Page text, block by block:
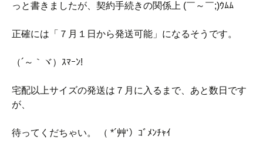
っと書きましたが、契約手続きの関係上 (￣～￣;)ｳﾑﾑ
正確には「７月１日から発送可能」になるそうです。
（´～｀ヾ）ｽﾏｰﾝ!
宅配以上サイズの発送は７月に入るまで、あと数日です
が、
待ってくだちゃい。 （ *´艸‘）ｺﾞﾒﾝﾁｬｲ